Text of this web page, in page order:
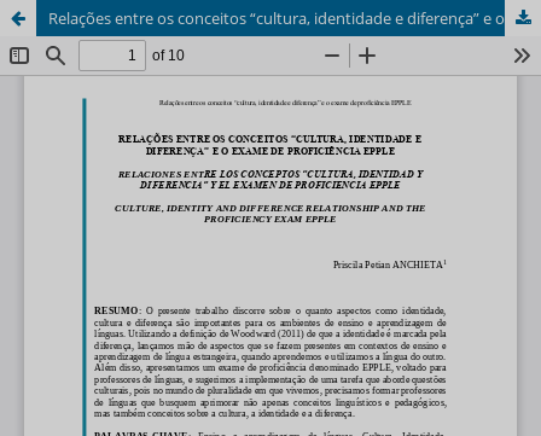
Relações entre os conceitos “cultura, identidade e diferença” e o exame de proficiência EPPLE